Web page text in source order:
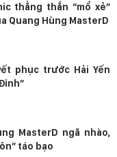
thẳng thắn “mổ xẻ”
Quang Hùng MasterD
phục trước Hải Yến
MasterD ngã nhào,
táo bạo